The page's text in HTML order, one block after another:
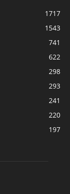
1717
1543
741
622
298
293
241
220
197